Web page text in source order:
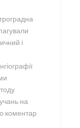
і
на
коментар